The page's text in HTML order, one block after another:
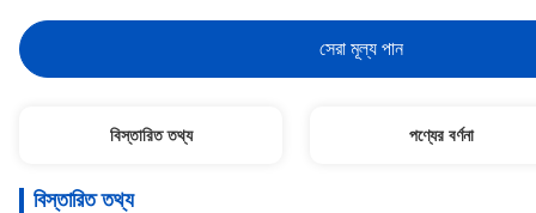
সেরা মূল্য পান
বিস্তারিত তথ্য পণ্যের বর্ণনা
বিস্তারিত তথ্য